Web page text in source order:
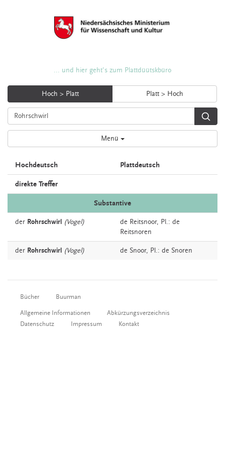
... und hier geht's zum Plattdüütskbüro
Hoch > Platt Platt > Hoch
Menü
Hochdeutsch Plattdeutsch
direkte Treffer
Substantive
der Rohrschwirl (Vogel) de Reitsnoor, Pl.: de
Reitsnoren
der Rohrschwirl (Vogel) de Snoor, Pl.: de Snoren
Bücher Buurman
Allgemeine Informationen
Abkürzungsverzeichnis
Datenschutz
Impressum Kontakt